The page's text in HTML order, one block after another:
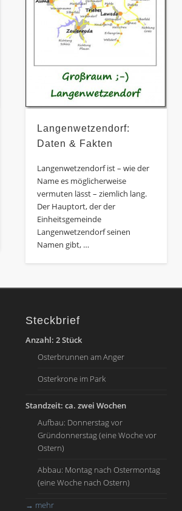
Langenwetzendorf:
Daten & Fakten
Langenwetzendorf ist – wie der
Name es möglicherweise
vermuten lässt – ziemlich lang.
Der Hauptort, der der
Einheitsgemeinde
Langenwetzendorf seinen
Namen gibt, …
Steckbrief
Anzahl: 2 Stück
Osterbrunnen am Anger
Osterkrone im Park
Standzeit: ca. zwei Wochen
Aufbau: Donnerstag vor
Gründonnerstag (eine Woche vor
Ostern)
Abbau: Montag nach Ostermontag
(eine Woche nach Ostern)
→ mehr